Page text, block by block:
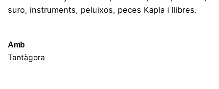
suro, instruments, peluixos, peces Kapla i llibres.
Amb
Tantàgora